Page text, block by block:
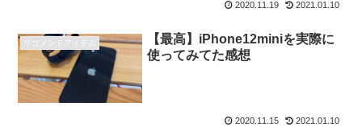
2020.11.19 2021.01.10
リコメンドアイテム
【最高】iPhone12miniを実際に
使ってみてた感想
2020.11.15 2021.01.10